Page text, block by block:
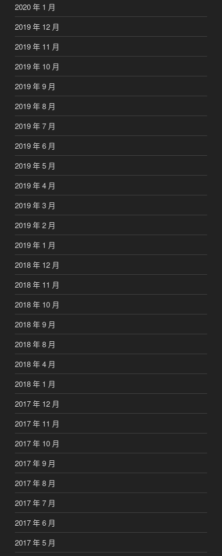
2020 年 1 月
2019 年 12 月
2019 年 11 月
2019 年 10 月
2019 年 9 月
2019 年 8 月
2019 年 7 月
2019 年 6 月
2019 年 5 月
2019 年 4 月
2019 年 3 月
2019 年 2 月
2019 年 1 月
2018 年 12 月
2018 年 11 月
2018 年 10 月
2018 年 9 月
2018 年 8 月
2018 年 4 月
2018 年 1 月
2017 年 12 月
2017 年 11 月
2017 年 10 月
2017 年 9 月
2017 年 8 月
2017 年 7 月
2017 年 6 月
2017 年 5 月